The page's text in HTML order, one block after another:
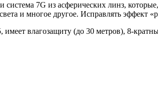
7G из асферических линз,
и многое другое. Исправлять эффект
влагозащиту (до 30 метров), 8-